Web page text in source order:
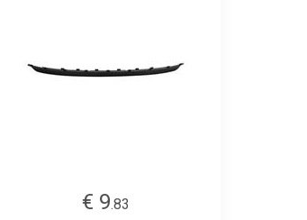
€ 9.83